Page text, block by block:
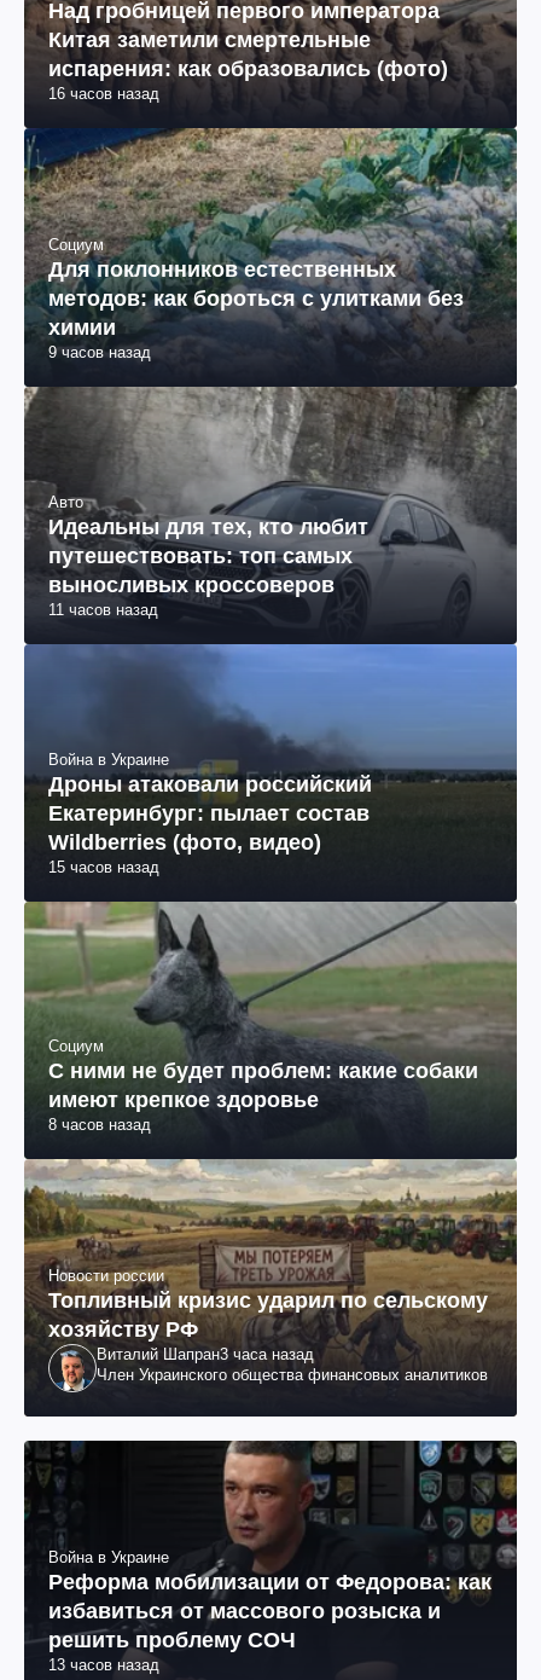
Над гробницей первого императора
Китая заметили смертельные
испарения: как образовались (фото)
16 часов назад
Социум
Для поклонников естественных
методов: как бороться с улитками без
химии
9 часов назад
Авто
Идеальны для тех, кто любит
путешествовать: топ самых
выносливых кроссоверов
11 часов назад
Война в Украине
Дроны атаковали российский
Екатеринбург: пылает состав
Wildberries (фото, видео)
15 часов назад
Социум
С ними не будет проблем: какие собаки
имеют крепкое здоровье
8 часов назад
Новости россии
Топливный кризис ударил по сельскому
хозяйству РФ
Виталий Шапран3 часа назад
Член Украинского общества финансовых аналитиков
Война в Украине
Реформа мобилизации от Федорова: как
избавиться от массового розыска и
решить проблему СОЧ
13 часов назад